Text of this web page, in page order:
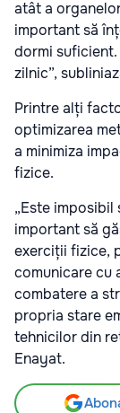
atât a
important să
dormi
zilnic”,
Printre alți
optimizarea
a minimiza
fizice.
„Este imposibil
important să
exerciții fizice,
comunicare cu
combatere a
propria stare
tehnicilor din
Enayat.